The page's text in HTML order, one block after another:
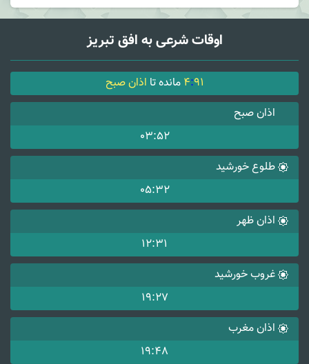
اوقات شرعی به افق تبریز
4:91 مانده تا اذان صبح
اذان صبح
03:52
طلوع خورشید
05:32
اذان ظهر
12:31
غروب خورشید
19:27
اذان مغرب
19:48